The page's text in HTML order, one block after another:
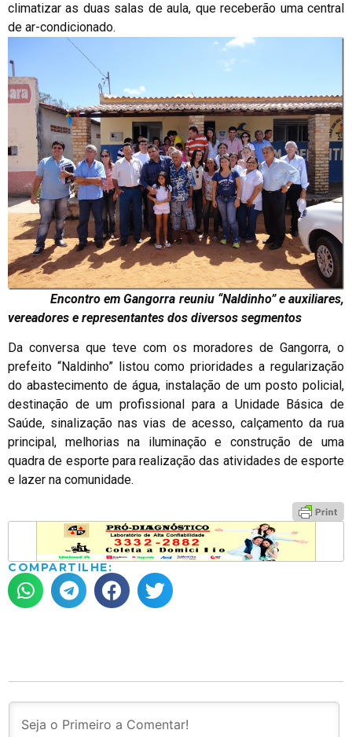
climatizar as duas salas de aula, que receberão uma central
de ar-condicionado.
Encontro em Gangorra reuniu “Naldinho” e auxiliares,
vereadores e representantes dos diversos segmentos
Da conversa que teve com os moradores de Gangorra, o
prefeito “Naldinho” listou como prioridades a regularização
do abastecimento de água, instalação de um posto policial,
destinação de um profissional para a Unidade Básica de
Saúde, sinalização nas vias de acesso, calçamento da rua
principal, melhorias na iluminação e construção de uma
quadra de esporte para realização das atividades de esporte
e lazer na comunidade.
COMPARTILHE: